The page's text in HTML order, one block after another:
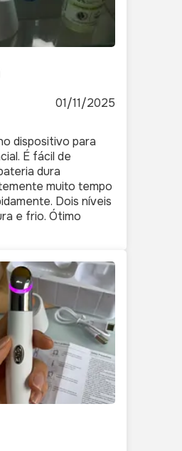
01/11/2025
dispositivo para
É fácil de
dura
muito tempo
Dois níveis
e frio. Ótimo